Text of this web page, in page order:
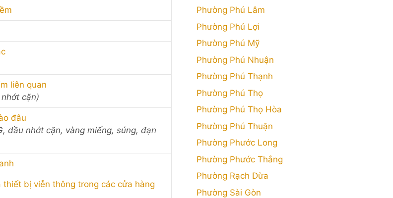
liên quan
cặn)
đâu
dầu nhớt cặn, vàng miếng, súng, đạn
bị viễn thông trong các cửa hàng
Phường Phú Lâm
Phường Phú Lợi
Phường Phú Mỹ
Phường Phú Nhuận
Phường Phú Thạnh
Phường Phú Thọ
Phường Phú Thọ Hòa
Phường Phú Thuận
Phường Phước Long
Phường Phước Thắng
Phường Rạch Dừa
Phường Sài Gòn